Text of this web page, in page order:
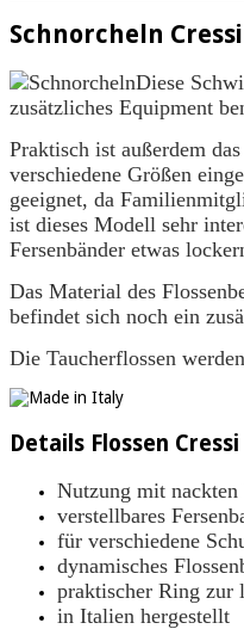
Schnorcheln
Diese
zusätzliches Equipment
Praktisch ist außerdem
verschiedene Größen
geeignet, da
ist dieses Modell sehr
Fersenbänder etwas
Das Material des
befindet sich noch ein
Die Taucherflossen
Details Flossen
Nutzung mit
verstellbares
für verschiedene
dynamisches
praktischer Ring zur
in Italien hergestellt